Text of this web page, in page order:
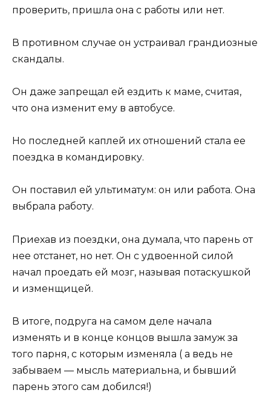
проверить, пришла она с работы или нет.
В противном случае он устраивал грандиозные
скандалы.
Он даже запрещал ей ездить к маме, считая,
что она изменит ему в автобусе.
Но последней каплей их отношений стала ее
поездка в командировку.
Он поставил ей ультиматум: он или работа. Она
выбрала работу.
Приехав из поездки, она думала, что парень от
нее отстанет, но нет. Он с удвоенной силой
начал проедать ей мозг, называя потаскушкой
и изменщицей.
В итоге, подруга на самом деле начала
изменять и в конце концов вышла замуж за
того парня, с которым изменяла ( а ведь не
забываем — мысль материальна, и бывший
парень этого сам добился!)